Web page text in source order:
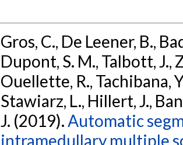
Gros, C., De Leener, B.,
Dupont, S. M., Talbott, J.,
Ouellette, R., Tachibana,
Stawiarz, L., Hillert, J.,
J. (2019).Automatic
intramedullary multiple